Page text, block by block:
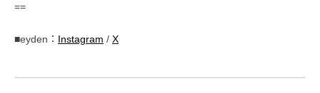
==
■eyden： Instagram / X